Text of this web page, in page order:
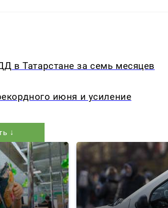
в Татарстане за семь месяцев
июня и усиление
↓